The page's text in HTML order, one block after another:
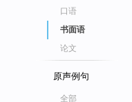
口语
书面语
论文
原声例句
全部